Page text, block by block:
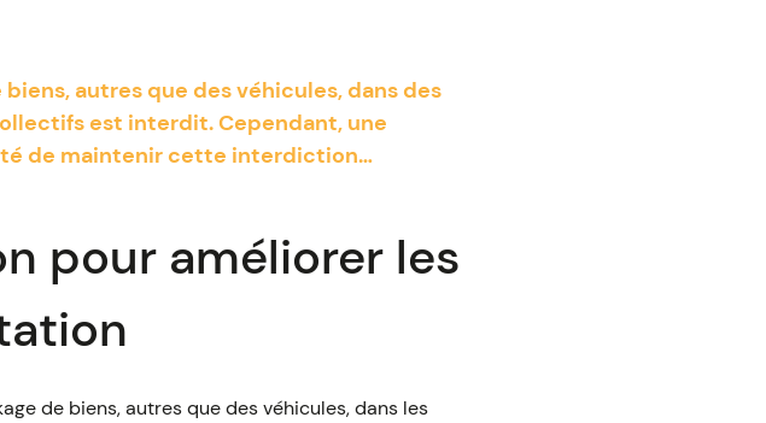
autres que des véhicules, dans des
est interdit. Cependant, une
de maintenir cette interdiction…
pour améliorer les
de biens, autres que des véhicules, dans les